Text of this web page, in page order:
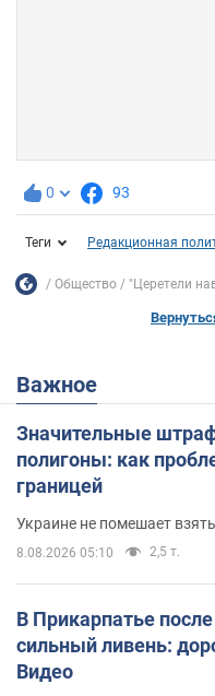
0 93
Теги Редакционная
Общество "Церетели
Важное
Значительные
полигоны: как
границей
Украине не помешает
8.08.2026 05:10 2,5 т.
В Прикарпатье
сильный ливень:
Видео